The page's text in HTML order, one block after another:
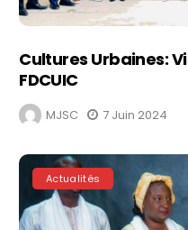
Cultures Urbaines:
FDCUIC
MJSC 7 Juin 2024
Actualités